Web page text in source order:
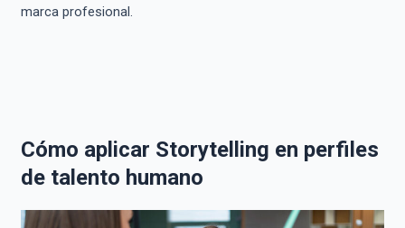
marca profesional.
Cómo aplicar Storytelling en perfiles
de talento humano